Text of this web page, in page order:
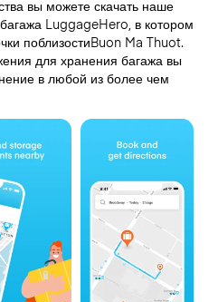
вы можете скачать наше
LuggageHero, в котором
поблизостиBuon Ma Thuot.
для хранения багажа вы
в любой из более чем